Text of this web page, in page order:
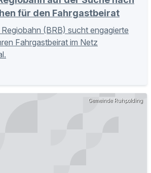
für den Fahrgastbeirat
(BRB) sucht engagierte
Fahrgastbeirat im Netz
Gemeinde Ruhpolding